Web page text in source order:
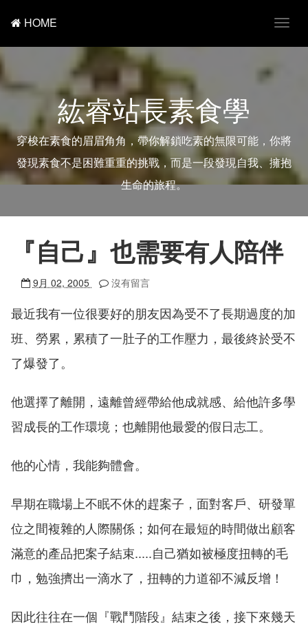
T
g
i
g
a
t
i
HOME
紘睿站長素食學
穿梭在素食的眉眉角角，帶你解鎖吃素的無限可能，你將
發現素食不是困難重重的挑戰，而是一段發現自我、擁抱
生命的旅程。
『自己』也需要有人陪伴
9月 02, 2005 沒有留言
最近我有一位很要好的朋友因為受不了長期過度的加
班、勞累，累積了一肚子的工作壓力，最後終於受不
了爆發了。
他選擇了離開，遠離曾經帶給他成就感、給他許多學
習成長的工作環境；也離開他最愛的假日志工。
他的心情，我能夠體會。
早期在職場上不眠不休的趕案子，面對客戶、研發單
位之間複雜的人際關係；如何在最短的時間做出顧客
滿意的產品把案子結束.....自己猶如被極度扭轉的毛
巾，勉強擠出一滴水了，扭轉的力道卻不減反增！
因此往往在一個『戰鬥階段』結束之後，接下來幾天